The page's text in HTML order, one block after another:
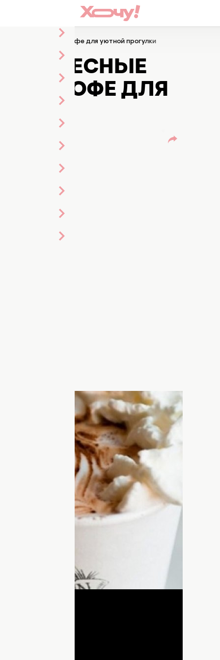
ароматного кофе для уютной прогулки
КОФЕ ДЛЯ
с чашечкойкофев руках,
настроение лучше. Редакция
рецепты кофе на любой
холодной поры года – уютные
сразу же вспомнили о
раз не бегать к кофемашине или
подумали о том, как хорошо было бы